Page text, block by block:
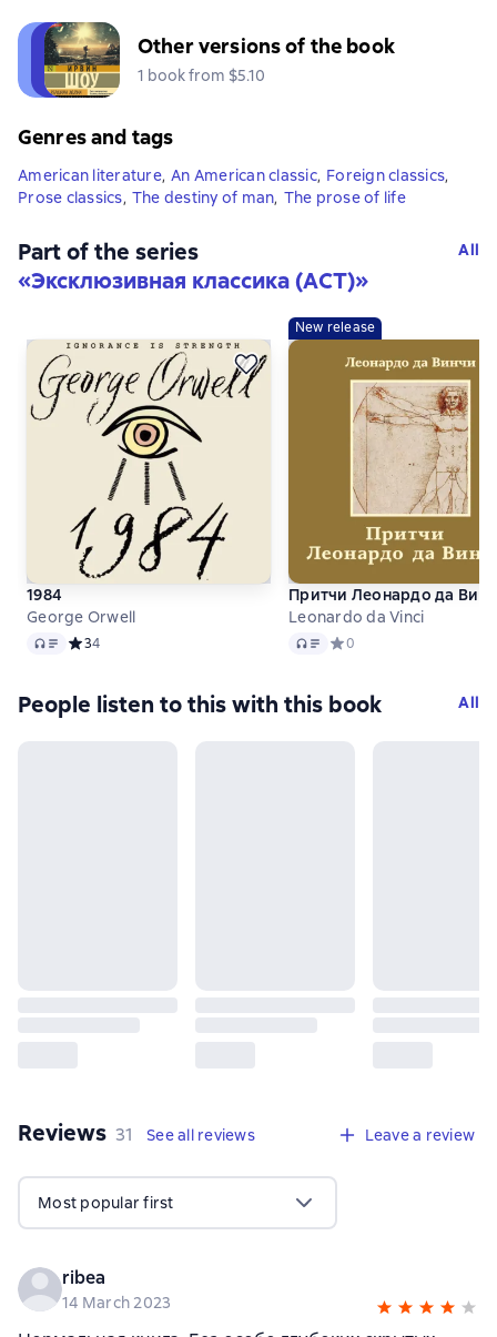
Other versions of the book
1 book from $5.10
Genres and tags
American literature, An American classic, Foreign classics,
Prose classics, The destiny of man, The prose of life
Part of the series
«Эксклюзивная классика (АСТ)»
All
1984
George Orwell
Audio Средний рейтинг 3 на основе 4 оценок
34
New release
Притчи Леонардо да
Leonardo da Vinci
Audio Средний рейтинг 0 на
0
People listen to this with this book All
Reviews 31 reviews
31 See all reviews Leave a review
Most popular first
ribea
14 March 2023